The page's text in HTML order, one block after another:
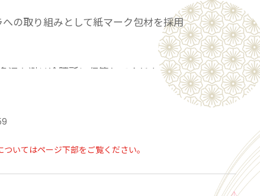
への取り組みとして紙マーク包材を採用
湿を避け冷暗所に保管してください。
いてはページ下部をご覧ください。